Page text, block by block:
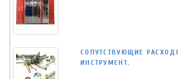
СОПУТСТВУЮЩИЕ
ИНСТРУМЕНТ.